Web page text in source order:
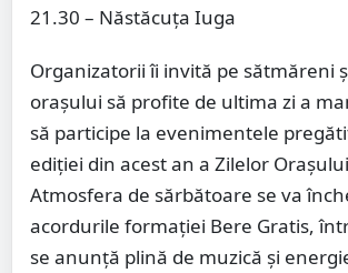
21.30 – Năstăcuța Iuga
Organizatorii îi invită pe sătmăreni
orașului să profite de ultima zi a
să participe la evenimentele
ediției din acest an a Zilelor
Atmosfera de sărbătoare se va
acordurile formației Bere Gratis,
se anunță plină de muzică și